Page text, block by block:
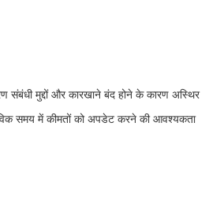
संबंधी मुद्दों और कारखाने बंद होने के कारण अस्थिर
समय में कीमतों को अपडेट करने की आवश्यकता